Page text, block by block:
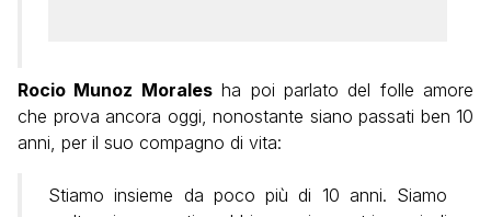
Rocio Munoz Moralesha poi parlato del folle amore
che prova ancora oggi, nonostante siano passati ben 10
anni, per il suo compagno di vita:
Stiamo insieme da poco più di 10 anni. Siamo